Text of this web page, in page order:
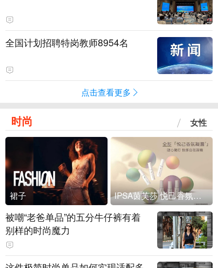
全国计划招聘特岗教师8954名
点击查看更多
时尚 女性
裙子 IPSA茵芙莎 悦己香氛凝露上市
被嘲“老爸单品”的五分牛仔裤有着
别样的时尚魔力